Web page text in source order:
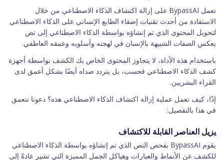
تعمل BypassAI على إزالة اكتشاف الذكاء الاصطناعي من خلال
الاستفادة من أحدث تقنيات إضفاء الطابع الإنساني على الذكاء الاصطناعي
لتحويل المحتوى الذي تم إنشاؤه بواسطة الذكاء الاصطناعي إلى نص
يعكس الصفات الشبيهة بالإنسان في لهجته وأسلوبه وعمقه العاطفي.
باستخدام هذه الأداة، لا يتجاوز المحتوى الخاص بك الكشف بواسطة أجهزة
كشف الذكاء الاصطناعي فحسب، بل يتردد صداه أيضًا بشكل أعمق لدى
القراء البشريين.
إذًا، كيف تعمل عملية إزالة اكتشاف الذكاء الاصطناعي هذه؟ دعونا نتعمق
في هذا بالتفصيل:
يزيل العناصر القابلة للاكتشاف
يقوم BypassAI بفحص النص الذي تم إنشاؤه بواسطة الذكاء الاصطناعي
للكشف عن الأنماط والعبارات وهياكل الجمل المميزة التي تشير عادةً إلى